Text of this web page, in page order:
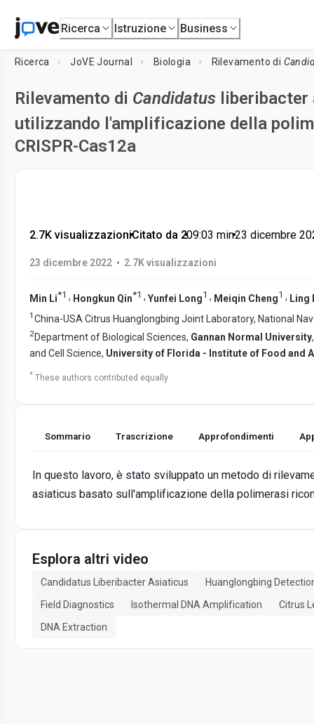
Ricerca Istruzione Business
Ricerca JoVE Journal Biologia Rilevamento di
Rilevamento di Candidatus
utilizzando l'amplificazione della
CRISPR-Cas12a
2.7K visualizzazioni•Citato da 2•09:03 min•23 dicembre
23 dicembre 2022 • 2.7K visualizzazioni
Min Li*1 , Hongkun Qin*1 , Yunfei Long1 , Meiqin Cheng1 , Ling
1 China-USA Citrus Huanglongbing Joint Laboratory, National
2Department of Biological Sciences, Gannan Normal University
and Cell Science, University of Florida - Institute of Food and
* These authors contributed equally
Sommario Trascrizione Approfondimenti
In questo lavoro, è stato sviluppato un metodo di
asiaticus basato sull'amplificazione della polimerasi
Esplora altri video
Candidatus Liberibacter Asiaticus
Huanglongbing
Field Diagnostics
Isothermal DNA Amplification
Citrus
DNA Extraction